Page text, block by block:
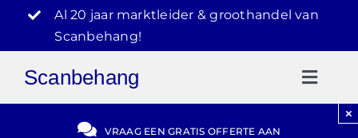
inhoud
Al 20 jaar marktleider & groothandel van
Scanbehang!
Scanbehang
Gratis Offerte
VRAAG EEN GRATIS OFFERTE AAN
×